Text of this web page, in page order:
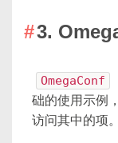
3.
OmegaConf
础的使用示例
访问其中的项。